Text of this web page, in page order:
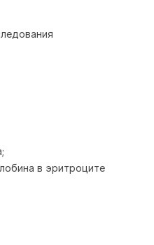
в эритроците